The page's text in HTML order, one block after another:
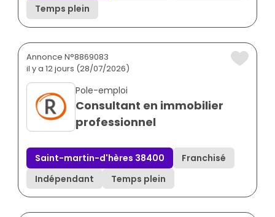
Temps plein
Annonce N°8869083
il y a 12 jours (28/07/2026)
Pole-emploi
Consultant en immobilier
professionnel
Saint-martin-d'hères 38400
Franchisé
Indépendant
Temps plein